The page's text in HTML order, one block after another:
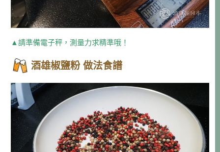
▲請準備電子秤，測量力求精準哦！
酒雄椒鹽粉 做法食譜